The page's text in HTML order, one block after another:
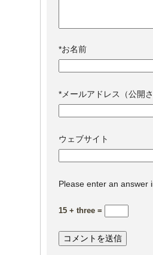
*お名前
* メールアドレス（公開
ウェブサイト
Please enter an answer
15 + three =